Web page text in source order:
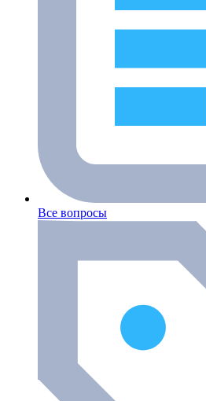
Все вопросы